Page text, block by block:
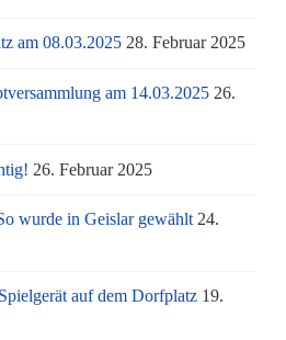
am 08.03.2025 28. Februar 2025
am 14.03.2025 26.
26. Februar 2025
wurde in Geislar gewählt 24.
auf dem Dorfplatz 19.